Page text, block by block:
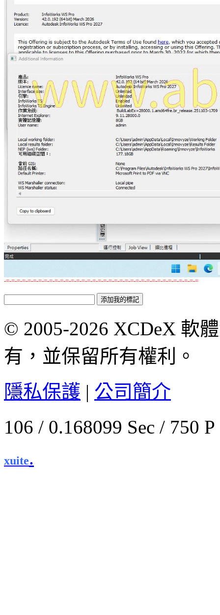
-=-=-=-=-=-=-=-=-=-=-=-=-=-=-=-=-=-=-=-=-=-=-=-=-=-=-=-=-=-=-=-=-=-=-=-=
© 2005-2026 XCDeX 軟
有，並保留所有權利。
隱私保護 | 公司簡介
106 / 0.168099 Sec / 750
xuite.